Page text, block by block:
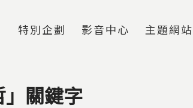
特別企劃 影音中心 主題網站
」關鍵字